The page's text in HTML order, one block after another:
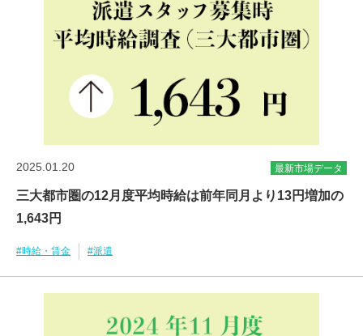
2025.01.20 最新市場データ
三大都市圏の12月度平均時給は前年同月より13円増加の
1,643円
#時給・賃金 #派遣